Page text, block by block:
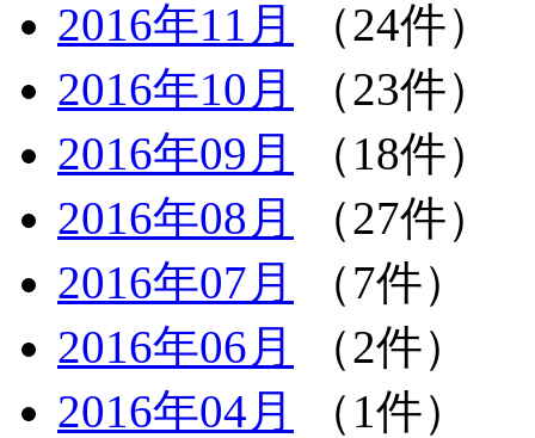
2016年11月
（24件）
2016年10月
（23件）
2016年09月
（18件）
2016年08月
（27件）
2016年07月
（7件）
2016年06月
（2件）
2016年04月
（1件）